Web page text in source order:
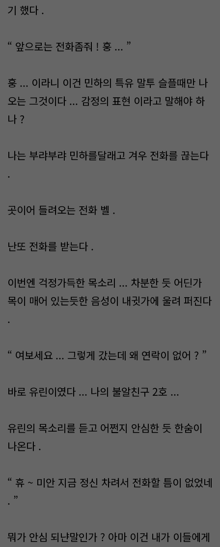
기 했다 .
“ 앞으로는 전화좀줘 ! 훙 ... ”
훙 ... 이라니 이건 민하의 특유 말투 슬플때만 나
오는 그것이다 ... 감정의 표현 이라고 말해야 하
나 ?
나는 부랴부랴 민하를달래고 겨우 전화를 끊는다
.
곳이어 들려오는 전화 벨 .
난또 전화를 받는다 .
이번엔 걱정가득한 목소리 ... 차분한 듯 어딘가
목이 매어 있는듯한 음성이 내귓가에 울려 퍼진다
.
“ 여보세요 ... 그렇게 갔는데 왜 연락이 없어 ? ”
바로 유린이였다 ... 나의 불알친구 2호 ...
유린의 목소리를 듣고 어쩐지 안심한 듯 한숨이
나온다 .
“ 휴 ~ 미안 지금 정신 차려서 전화할 틈이 없었네
. ”
뭐가 안심 되냔말인가 ? 아마 이건 내가 이들에게